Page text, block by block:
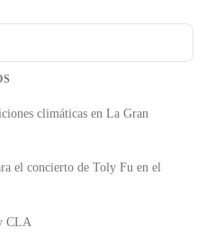
climáticas en La Gran
el concierto de Toly Fu en el
CLA